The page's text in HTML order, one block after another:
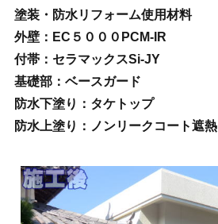
塗装・防水リフォーム使用材料
外壁：EC５０００PCM‐IR
付帯：セラマックスSi‐JY
基礎部：ベースガード
防水下塗り：タケトップ
防水上塗り：ノンリークコート遮熱